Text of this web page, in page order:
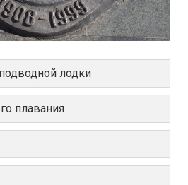
лодки
плавания